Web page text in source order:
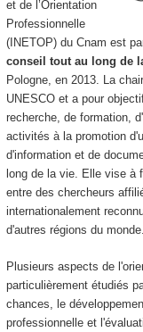
et de l’Orientation
Professionnelle
(INETOP) du Cnam est
conseil tout au long de
Pologne, en 2013. La
UNESCO et a pour
recherche, de formation,
activités à la promotion
d'information et de
long de la vie. Elle vise à
entre des chercheurs
internationalement
d'autres régions du monde.
Plusieurs aspects de
particulièrement étudiés
chances, le
professionnelle et